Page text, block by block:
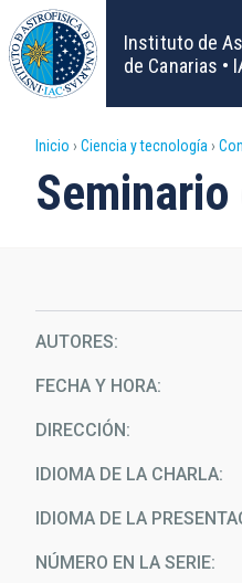
Pasar
al
contenido
principal
Instituto de
de Canarias •
Sobrescribir
enlaces
ayuda
a
la
navegación
Inicio Ciencia y tecnología
AUTORES
FECHA Y HORA
DIRECCIÓN
IDIOMA DE LA CHARLA
IDIOMA DE LA
NÚMERO EN LA SERIE